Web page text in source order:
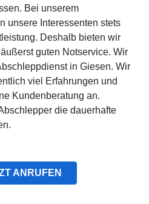
Bei unserem
unsere Interessenten stets
Deshalb bieten wir
guten Notservice. Wir
in Giesen. Wir
viel Erfahrungen und
Kundenberatung an.
die dauerhafte
ANRUFEN